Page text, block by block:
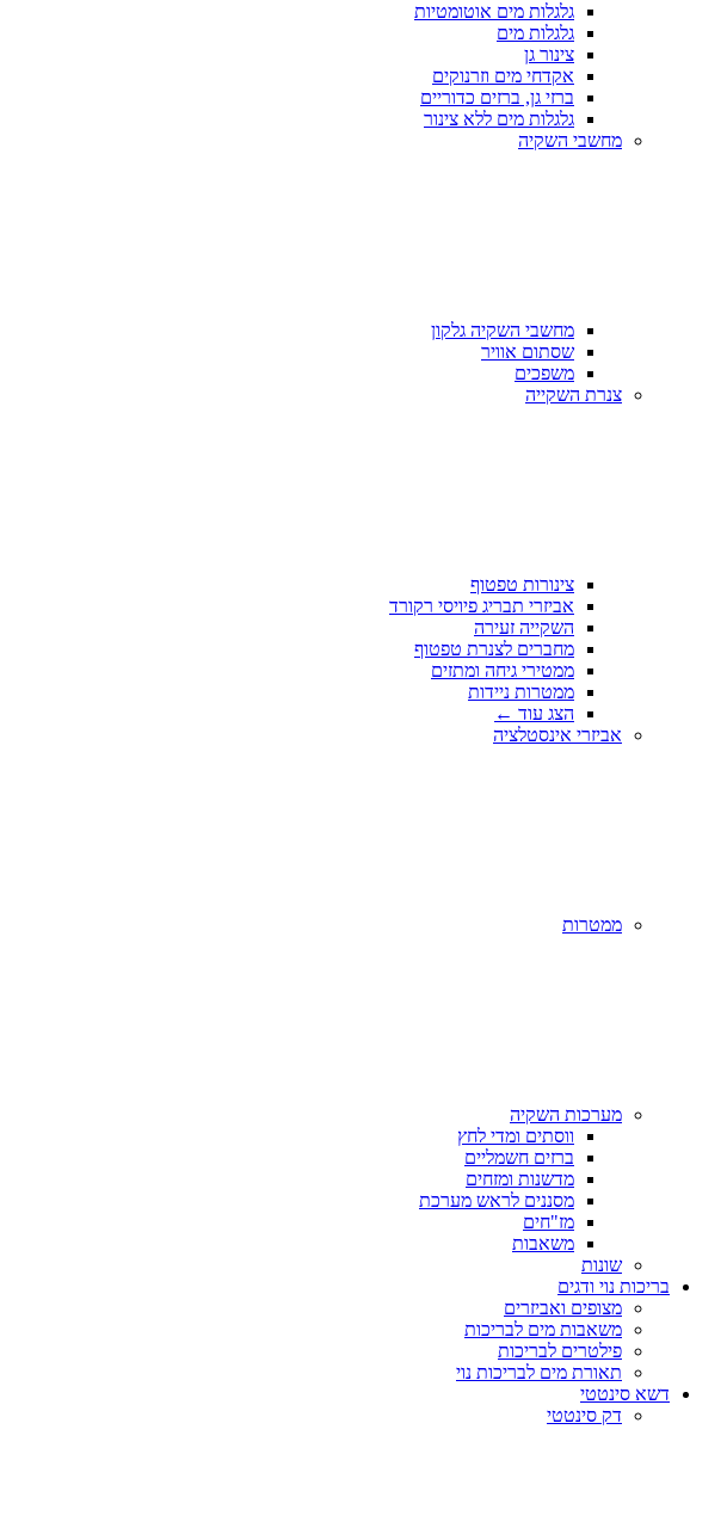
גלגלות מים אוטומטיות
גלגלות מים
צינור גן
אקדחי מים וזרנוקים
ברזי גן, ברזים כדוריים
גלגלות מים ללא צינור
מחשבי השקיה
מחשבי השקיה גלקון
שסתום אוויר
משפכים
צנרת השקייה
צינורות טפטוף
אביזרי תבריג פיויסי רקורד
השקייה זעירה
מחברים לצנרת טפטוף
ממטירי גיחה ומתזים
ממטרות ניידות
הצג עוד ←
אביזרי אינסטלציה
ממטרות
מערכות השקיה
ווסתים ומדי לחץ
ברזים חשמליים
מדשנות ומזחים
מסננים לראש מערכת
מז"חים
משאבות
שונות
בריכות נוי ודגים
מצופים ואביזרים
משאבות מים לבריכות
פילטרים לבריכות
תאורת מים לבריכות נוי
דשא סינטטי
דק סינטטי